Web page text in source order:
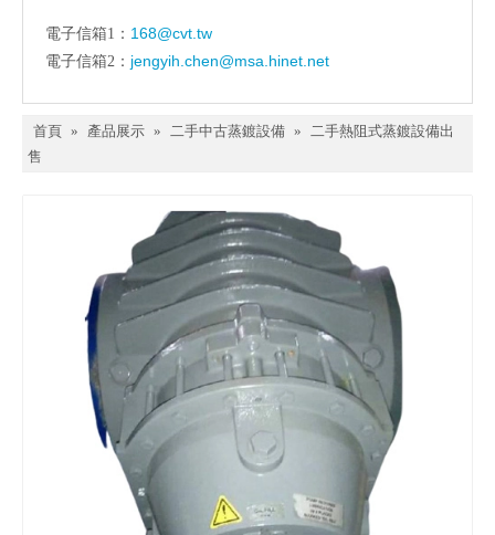
電子信箱1： 168@cvt.tw
電子信箱2： jengyih.chen@msa.hinet.net
首頁 » 產品展示 » 二手中古蒸鍍設備 »
二手熱阻式蒸鍍設備出
售